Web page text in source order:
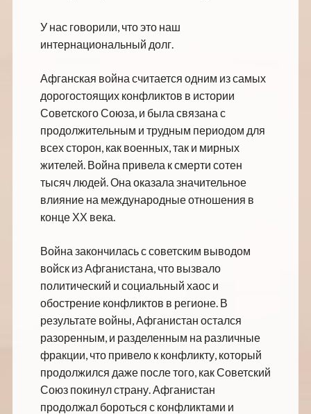
У нас говорили, что это наш
интернациональный долг.
Афганская война считается одним из самых
дорогостоящих конфликтов в истории
Советского Союза, и была связана с
продолжительным и трудным периодом для
всех сторон, как военных, так и мирных
жителей. Война привела к смерти сотен
тысяч людей. Она оказала значительное
влияние на международные отношения в
конце ХХ века.
Война закончилась с советским выводом
войск из Афганистана, что вызвало
политический и социальный хаос и
обострение конфликтов в регионе. В
результате войны, Афганистан остался
разоренным, и разделенным на различные
фракции, что привело к конфликту, который
продолжился даже после того, как Советский
Союз покинул страну. Афганистан
продолжал бороться с конфликтами и